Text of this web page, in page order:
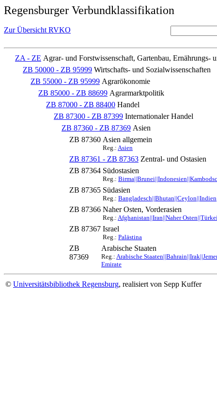
Regensburger Verbundklassifikation
Zur Übersicht RVKO
ZA - ZE Agrar- und Forstwissenschaft, Gartenbau, Ernährungs-
ZB 50000 - ZB 95999 Wirtschafts- und Sozialwissenschaften
ZB 55000 - ZB 95999 Agrarökonomie
ZB 85000 - ZB 88699 Agrarmarktpolitik
ZB 87000 - ZB 88400 Handel
ZB 87300 - ZB 87399 Internationaler Handel
ZB 87360 - ZB 87369 Asien
ZB 87360 Asien allgemein
Reg.: Asien
ZB 87361 - ZB 87363 Zentral- und Ostasien
ZB 87364 Südostasien
Reg.:
ZB 87365 Südasien
Reg.:
ZB 87366 Naher Osten, Vorderasien
Reg.: Afghanistan||Iran||Naher
ZB 87367 Israel
Reg.: Palästina
ZB
87369
Arabische Staaten
Reg.: Arabische
Emirate
© Universitätsbibliothek Regensburg, realisiert von Sepp Kuffer